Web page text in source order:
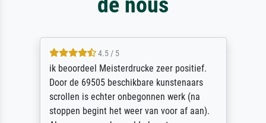
4.5 / 5
ik beoordeel Meisterdrucke zeer positief.
Door de 69505 beschikbare kunstenaars
scrollen is echter onbegonnen werk (na
stoppen begint het weer van voor af aan).